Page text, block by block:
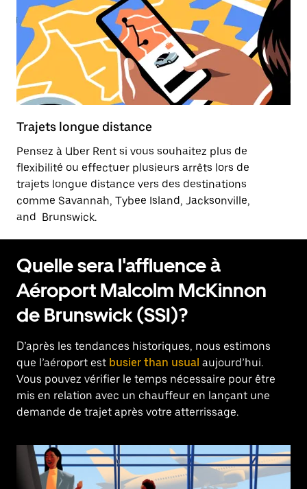
Trajets longue distance
Pensez à Uber Rent si vous souhaitez plus de
flexibilité ou effectuer plusieurs arrêts lors de
trajets longue distance vers des destinations
comme Savannah, Tybee Island, Jacksonville,
and Brunswick.
Quelle sera l'affluence à
Aéroport Malcolm McKinnon
de Brunswick (SSI)?
D’après les tendances historiques, nous estimons
que l’aéroport est busier than usual aujourd’hui.
Vous pouvez vérifier le temps nécessaire pour être
mis en relation avec un chauffeur en lançant une
demande de trajet après votre atterrissage.